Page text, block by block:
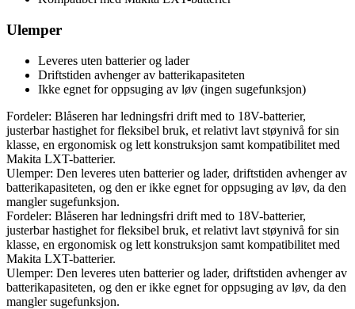
Ulemper
Leveres uten batterier og lader
Driftstiden avhenger av batterikapasiteten
Ikke egnet for oppsuging av løv (ingen sugefunksjon)
Fordeler: Blåseren har ledningsfri drift med to 18V-batterier,
justerbar hastighet for fleksibel bruk, et relativt lavt støynivå for sin
klasse, en ergonomisk og lett konstruksjon samt kompatibilitet med
Makita LXT-batterier.
Ulemper: Den leveres uten batterier og lader, driftstiden avhenger av
batterikapasiteten, og den er ikke egnet for oppsuging av løv, da den
mangler sugefunksjon.
Fordeler: Blåseren har ledningsfri drift med to 18V-batterier,
justerbar hastighet for fleksibel bruk, et relativt lavt støynivå for sin
klasse, en ergonomisk og lett konstruksjon samt kompatibilitet med
Makita LXT-batterier.
Ulemper: Den leveres uten batterier og lader, driftstiden avhenger av
batterikapasiteten, og den er ikke egnet for oppsuging av løv, da den
mangler sugefunksjon.